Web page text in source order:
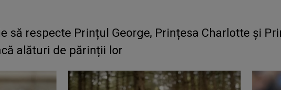
să respecte Prințul George, Prințesa Charlotte și
alături de părinții lor